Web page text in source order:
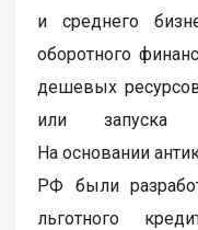
и среднего
оборотного
дешевых
или запуска
На основании
РФ были
льготного